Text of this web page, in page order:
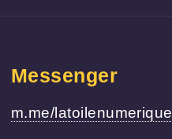
Messenger
m.me/latoilenumerique